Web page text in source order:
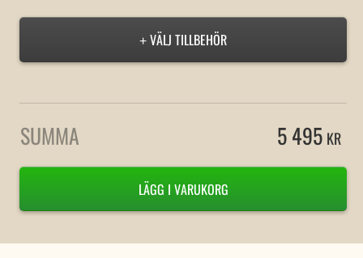
+ VÄLJ TILLBEHÖR
SUMMA 5 495 KR
LÄGG I VARUKORG